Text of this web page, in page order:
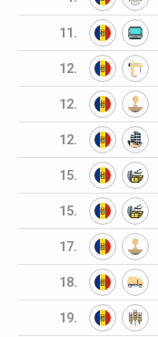
11.
12.
12.
12.
15.
15.
17.
18.
19.